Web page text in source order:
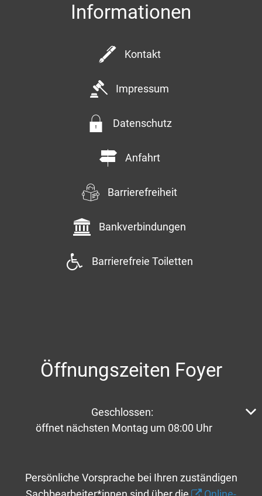
Informationen
Kontakt
Impressum
Datenschutz
Anfahrt
Barrierefreiheit
Bankverbindungen
Barrierefreie Toiletten
Öffnungszeiten Foyer
Klicken, um weitere Öffnungs- oder Schließzeiten
Geschlossen:
öffnet nächsten Montag um 08:00 Uhr
Persönliche Vorsprache bei Ihren zuständigen